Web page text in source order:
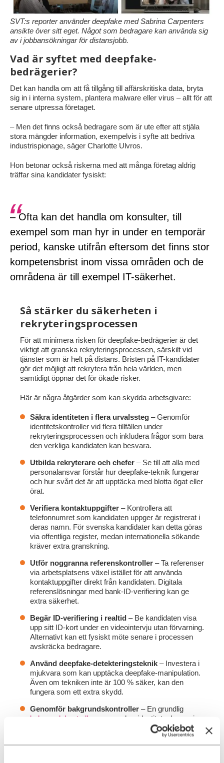
SVT:s reporter använder deepfake med Sabrina Carpenters
ansikte över sitt eget. Något som bedragare kan använda sig
av i jobbansökningar för distansjobb.
Vad är syftet med deepfake-
bedrägerier?
Det kan handla om att få tillgång till affärskritiska data, bryta
sig in i interna system, plantera malware eller virus – allt för att
senare utpressa företaget.
– Men det finns också bedragare som är ute efter att stjäla
stora mängder information, exempelvis i syfte att bedriva
industrispionage, säger Charlotte Ulvros.
Hon betonar också riskerna med att många företag aldrig
träffar sina kandidater fysiskt:
– Ofta kan det handla om konsulter, till
exempel som man hyr in under en temporär
period, kanske utifrån eftersom det finns stor
kompetensbrist inom vissa områden och de
områdena är till exempel IT-säkerhet.
Så stärker du säkerheten i
rekryteringsprocessen
För att minimera risken för deepfake-bedrägerier är det
viktigt att granska rekryteringsprocessen, särskilt vid
tjänster som är helt på distans. Bristen på IT-kandidater
gör det möjligt att rekrytera från hela världen, men
samtidigt öppnar det för ökade risker.
Här är några åtgärder som kan skydda arbetsgivare:
Säkra identiteten i flera urvalssteg – Genomför
identitetskontroller vid flera tillfällen under
rekryteringsprocessen och inkludera frågor som bara
den verkliga kandidaten kan besvara.
Utbilda rekryterare och chefer – Se till att alla med
personalansvar förstår hur deepfake-teknik fungerar
och hur svårt det är att upptäcka med blotta ögat eller
örat.
Verifiera kontaktuppgifter – Kontrollera att
telefonnumret som kandidaten uppger är registrerat i
deras namn. För svenska kandidater kan detta göras
via offentliga register, medan internationella sökande
kräver extra granskning.
Utför noggranna referenskontroller – Ta referenser
via arbetsplatsens växel istället för att använda
kontaktuppgifter direkt från kandidaten. Digitala
referenslösningar med bank-ID-verifiering kan ge
extra säkerhet.
Begär ID-verifiering i realtid – Be kandidaten visa
upp sitt ID-kort under en videointervju utan förvarning.
Alternativt kan ett fysiskt möte senare i processen
avskräcka bedragare.
Använd deepfake-detekteringsteknik – Investera i
mjukvara som kan upptäcka deepfake-manipulation.
Även om tekniken inte är 100 % säker, kan den
fungera som ett extra skydd.
Genomför bakgrundskontroller – En grundlig
bakgrundskontroll som granskar identitet, ekonomi
och juridisk bakgrund ger en mer heltäckande bild av
kandidaten. De bästa lösningarna kräver även
kandidatens tillstånd, vilket ökar trovärdigheten.